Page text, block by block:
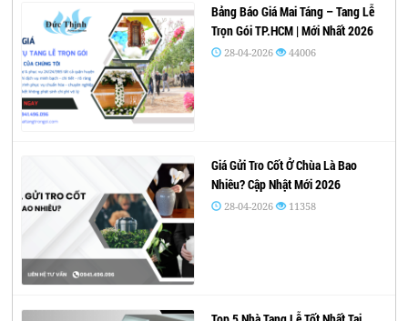
Bảng Báo Giá Mai Táng – Tang Lễ
Trọn Gói TP.HCM | Mới Nhất 2026
28-04-2026 44006
Giá Gửi Tro Cốt Ở Chùa Là Bao
Nhiêu? Cập Nhật Mới 2026
28-04-2026 11358